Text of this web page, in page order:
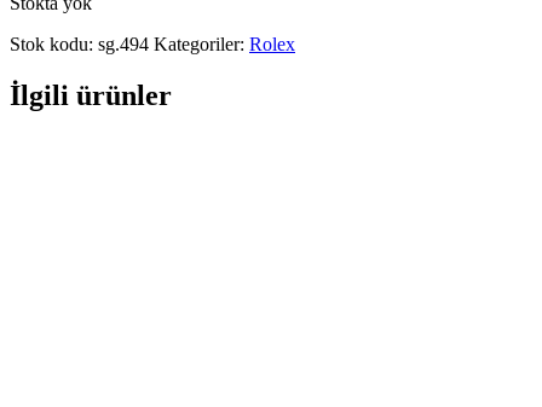
Stok kodu: sg.494 Kategoriler: Rolex
İlgili ürünler